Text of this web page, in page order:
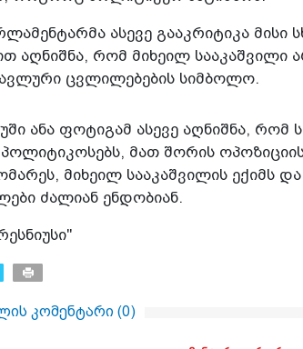
ასევე გააკრიტიკა მისი
აღნიშნა, რომ მიხეილ სააკაშვილი
ცვლილებების სიმბოლო.
ანა ფოტიგამ ასევე აღნიშნა,
პოლიტიკოსებს, მათ შორის
მიხეილ სააკაშვილის ექიმს
ძალიან ენდობიან.
კომენტარი (0)